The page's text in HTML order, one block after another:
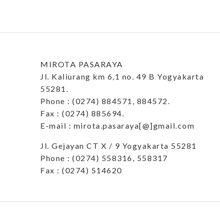
MIROTA PASARAYA
Jl. Kaliurang km 6,1 no. 49 B Yogyakarta
55281.
Phone : (0274) 884571, 884572.
Fax : (0274) 885694.
E-mail : mirota.pasaraya[@]gmail.com
Jl. Gejayan CT X / 9 Yogyakarta 55281
Phone : (0274) 558316, 558317
Fax : (0274) 514620